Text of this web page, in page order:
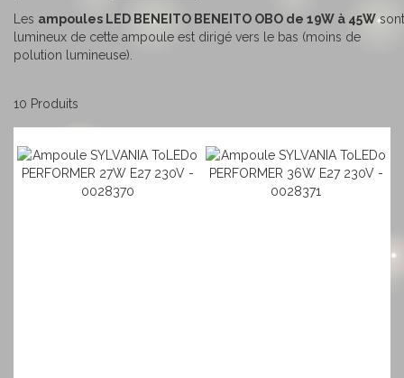
Les ampoules LED BENEITO BENEITO OBO de 19W à 45W
lumineux de cette ampoule est dirigé vers le bas (moins de
polution lumineuse).
10 Produits